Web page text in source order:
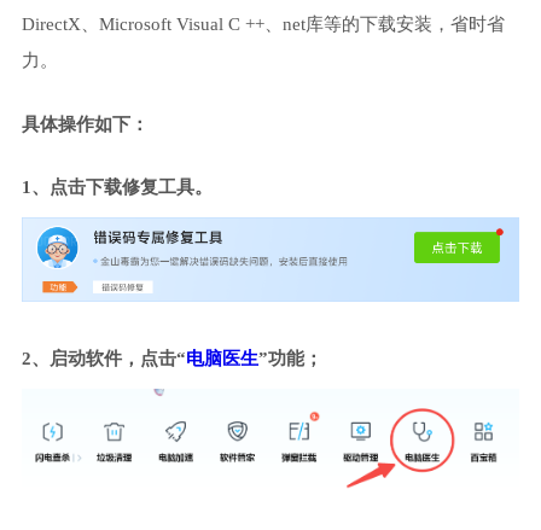
DirectX、Microsoft Visual C ++、net库等的下载安装，省时省
力。
具体操作如下：
1、点击下载修复工具。
2、启动软件，点击“电脑医生”功能；